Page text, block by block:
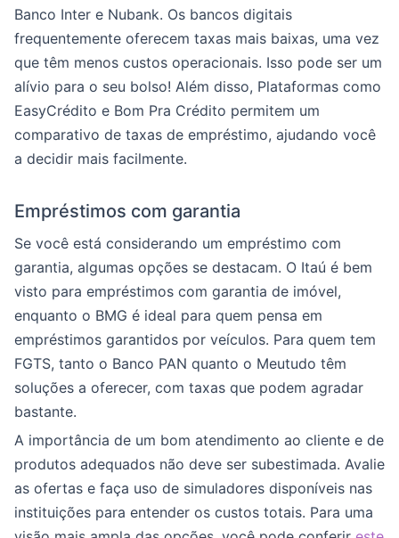
Banco Inter e Nubank. Os bancos digitais
frequentemente oferecem taxas mais baixas, uma vez
que têm menos custos operacionais. Isso pode ser um
alívio para o seu bolso! Além disso, Plataformas como
EasyCrédito e Bom Pra Crédito permitem um
comparativo de taxas de empréstimo, ajudando você
a decidir mais facilmente.
Empréstimos com garantia
Se você está considerando um empréstimo com
garantia, algumas opções se destacam. O Itaú é bem
visto para empréstimos com garantia de imóvel,
enquanto o BMG é ideal para quem pensa em
empréstimos garantidos por veículos. Para quem tem
FGTS, tanto o Banco PAN quanto o Meutudo têm
soluções a oferecer, com taxas que podem agradar
bastante.
A importância de um bom atendimento ao cliente e de
produtos adequados não deve ser subestimada. Avalie
as ofertas e faça uso de simuladores disponíveis nas
instituições para entender os custos totais. Para uma